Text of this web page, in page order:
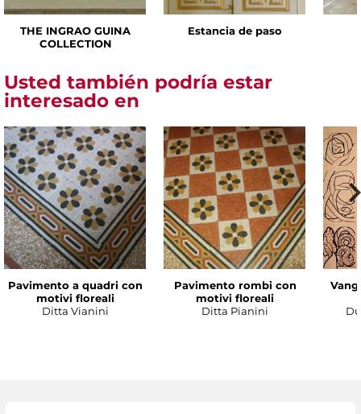
THE INGRAO GUINA
COLLECTION
Estancia de paso
Usted también podría estar
interesado en
Pavimento a quadri con
motivi floreali
Ditta Vianini
Pavimento rombi con
motivi floreali
Ditta Pianini